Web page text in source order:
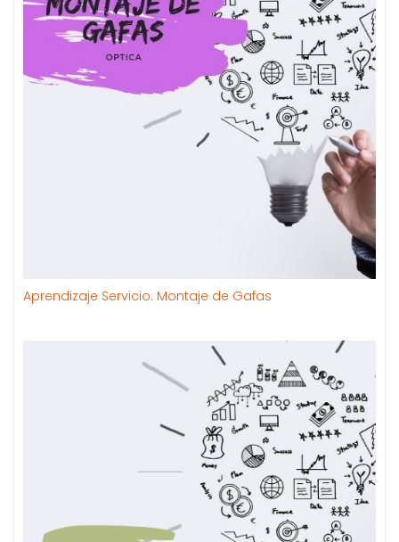
Aprendizaje Servicio. Montaje de Gafas